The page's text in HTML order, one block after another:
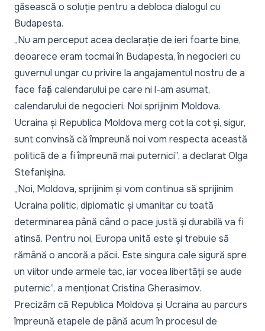
găsească o soluție pentru a debloca dialogul cu
Budapesta.
„Nu am perceput acea declarație de ieri foarte bine,
deoarece eram tocmai în Budapesta, în negocieri cu
guvernul ungar cu privire la angajamentul nostru de a
face față calendarului pe care ni l-am asumat,
calendarului de negocieri. Noi sprijinim Moldova.
Ucraina și Republica Moldova merg cot la cot și, sigur,
sunt convinsă că împreună noi vom respecta această
politică de a fi împreună mai puternici”, a declarat Olga
Stefanișina.
„Noi, Moldova, sprijinim și vom continua să sprijinim
Ucraina politic, diplomatic și umanitar cu toată
determinarea până când o pace justă și durabilă va fi
atinsă. Pentru noi, Europa unită este și trebuie să
rămână o ancoră a păcii. Este singura cale sigură spre
un viitor unde armele tac, iar vocea libertății se aude
puternic”, a menționat Cristina Gherasimov.
Precizăm că Republica Moldova și Ucraina au parcurs
împreună etapele de până acum în procesul de